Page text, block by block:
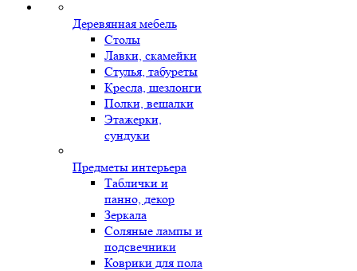
Деревянная мебель
Столы
Лавки, скамейки
Стулья, табуреты
Кресла, шезлонги
Полки, вешалки
Этажерки,
сундуки
Предметы интерьера
Таблички и
панно, декор
Зеркала
Соляные лампы и
подсвечники
Коврики для пола